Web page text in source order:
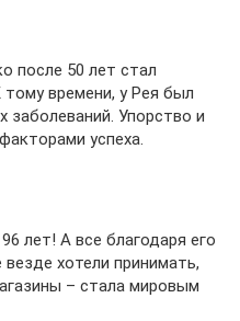
после 50 лет стал
времени, у Рея был
заболеваний. Упорство и
успеха.
лет! А все благодаря его
везде хотели принимать,
– стала мировым